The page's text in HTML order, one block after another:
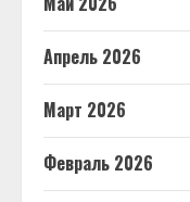
Апрель 2026
Март 2026
Февраль 2026